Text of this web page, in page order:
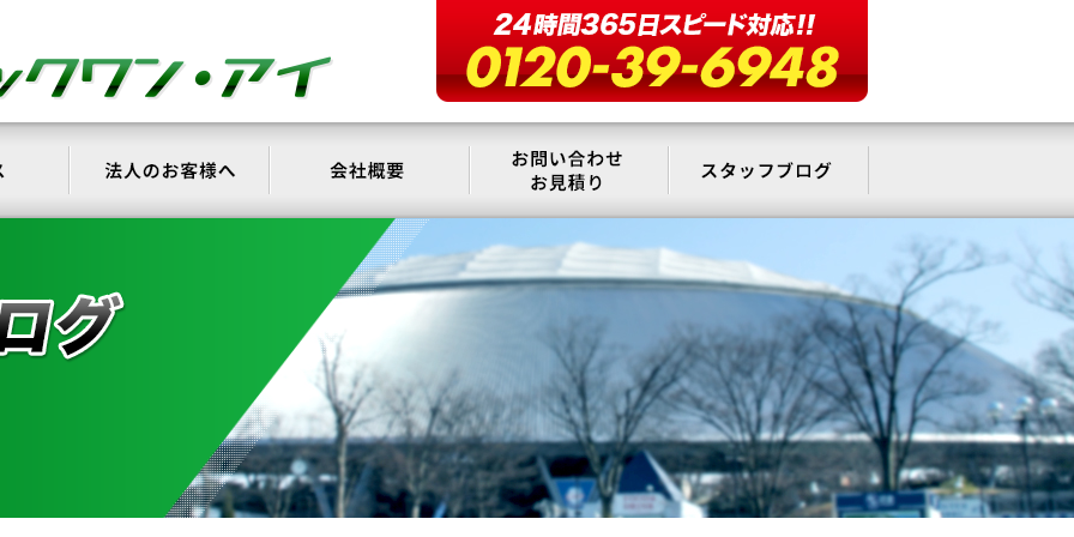
サービス 法人のお客様へ 会社概要 お問い合わせ・お見積もりスタッフブログ